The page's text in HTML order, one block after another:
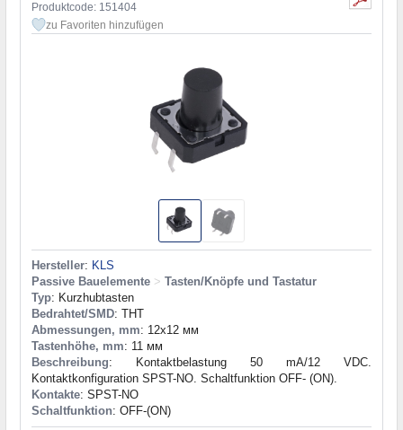
Produktcode: 151404
zu Favoriten hinzufügen
Hersteller: KLS
Passive Bauelemente > Tasten/Knöpfe und Tastatur
Typ: Kurzhubtasten
Bedrahtet/SMD: THT
Abmessungen, mm: 12x12 мм
Tastenhöhe, mm: 11 мм
Beschreibung: Kontaktbelastung 50 mA/12 VDC.
Kontaktkonfiguration SPST-NO. Schaltfunktion OFF- (ON).
Kontakte: SPST-NO
Schaltfunktion: OFF-(ON)